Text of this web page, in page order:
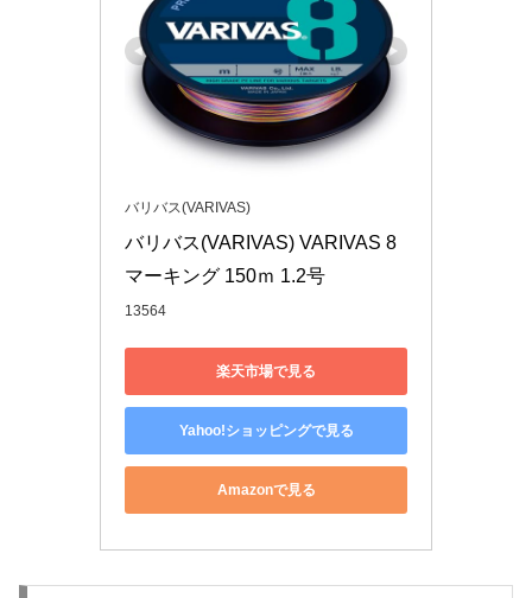
バリバス(VARIVAS)
バリバス(VARIVAS) VARIVAS 8
マーキング 150ｍ 1.2号
13564
楽天市場で見る
Yahoo!ショッピングで見る
Amazonで見る